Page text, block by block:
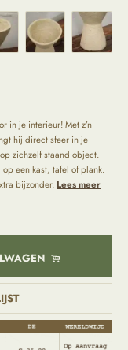
in je interieur! Met z’n
hij direct sfeer in je
zichzelf staand object.
een kast, tafel of plank.
bijzonder.Lees meer